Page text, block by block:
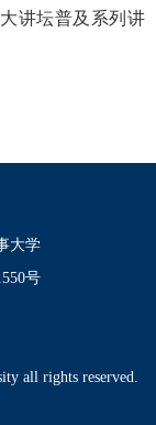
讲坛普及系列讲
大学
号
all rights reserved.